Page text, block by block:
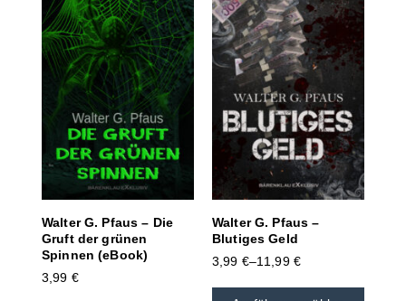
Walter G. Pfaus – Die
Gruft der grünen
Spinnen (eBook)
3,99 €
Walter G. Pfaus –
Blutiges Geld
3,99 €–11,99 €